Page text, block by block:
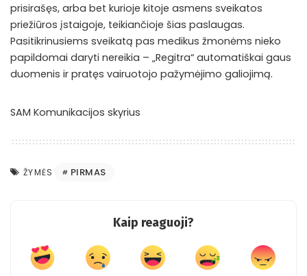
prisirašęs, arba bet kurioje kitoje asmens sveikatos
priežiūros įstaigoje, teikiančioje šias paslaugas.
Pasitikrinusiems sveikatą pas medikus žmonėms nieko
papildomai daryti nereikia – „Regitra“ automatiškai gaus
duomenis ir pratęs vairuotojo pažymėjimo galiojimą.
SAM Komunikacijos skyrius
ŽYMĖS PIRMAS
Kaip reaguoji?